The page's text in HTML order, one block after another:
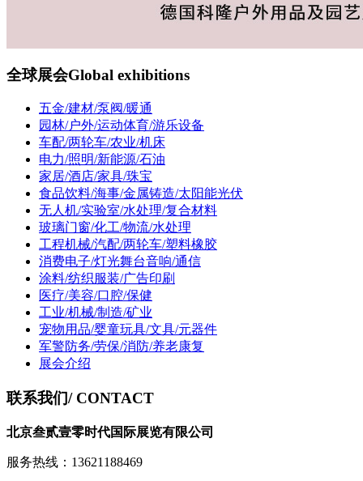
全球展会Global exhibitions
五金/建材/泵阀/暖通
园林/户外/运动体育/游乐设备
车配/两轮车/农业/机床
电力/照明/新能源/石油
家居/酒店/家具/珠宝
食品饮料/海事/金属铸造/太阳能光伏
无人机/实验室/水处理/复合材料
玻璃门窗/化工/物流/水处理
工程机械/汽配/两轮车/塑料橡胶
消费电子/灯光舞台音响/通信
涂料/纺织服装/广告印刷
医疗/美容/口腔/保健
工业/机械/制造/矿业
宠物用品/婴童玩具/文具/元器件
军警防务/劳保/消防/养老康复
展会介绍
联系我们/ CONTACT
北京叁贰壹零时代国际展览有限公司
服务热线：13621188469